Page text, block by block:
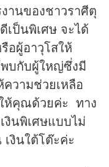
านของชาวราศีตุ
เป็นพิเศษ จะได้
อผู้อาวุโสให้
บกับผู้ใหญ่ซึ่งมี
วามช่วยเหลือ
ห้คุณด้วยค่ะ ทาง
นพิเศษแบบไม่
งินใต้โต๊ะค่ะ